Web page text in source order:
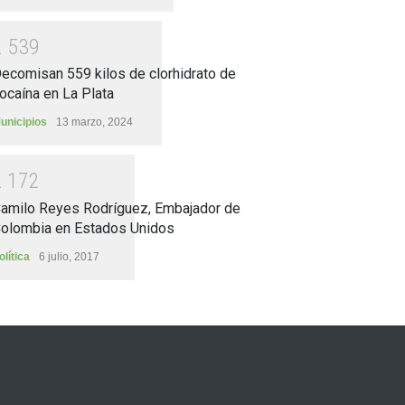
539
559 kilos de clorhidrato de
en La Plata
13 marzo, 2024
1 72
Reyes Rodríguez, Embajador de
en Estados Unidos
6 julio, 2017